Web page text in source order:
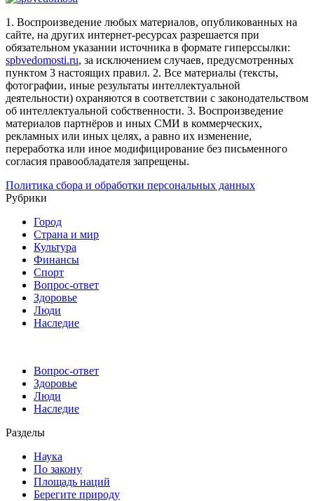
1. Воспроизведение любых материалов, опубликованных на
сайте, на других интернет-ресурсах разрешается при
обязательном указании источника в формате гиперссылки:
spbvedomosti.ru, за исключением случаев, предусмотренных
пунктом 3 настоящих правил. 2. Все материалы (тексты,
фотографии, иные результаты интеллектуальной
деятельности) охраняются в соответствии с законодательством
об интеллектуальной собственности. 3. Воспроизведение
материалов партнёров и иных СМИ в коммерческих,
рекламных или иных целях, а равно их изменение,
переработка или иное модифицирование без письменного
согласия правообладателя запрещены.
Политика сбора и обработки персональных данных
Рубрики
Город
Страна и мир
Культура
Финансы
Спорт
Вопрос-ответ
Здоровье
Люди
Наследие
Вопрос-ответ
Здоровье
Люди
Наследие
Разделы
Наука
По закону
Площадь наций
Берегите природу